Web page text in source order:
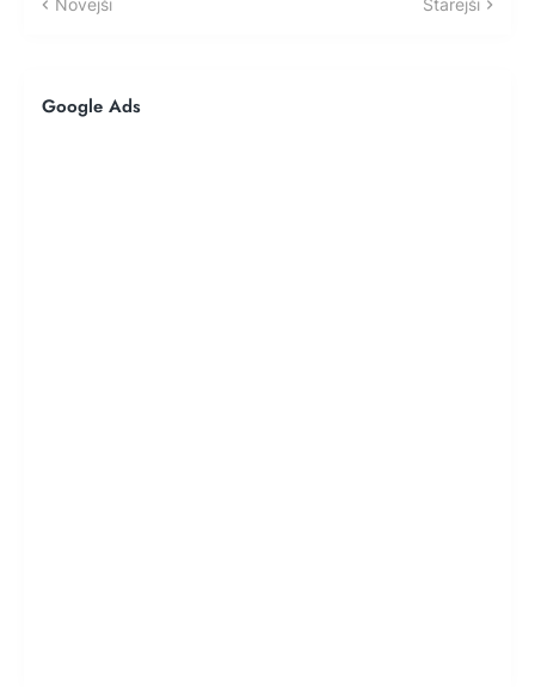
Novejši Starejši
Google Ads